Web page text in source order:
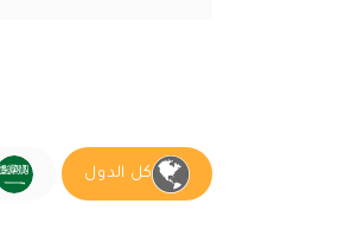
كل الدول